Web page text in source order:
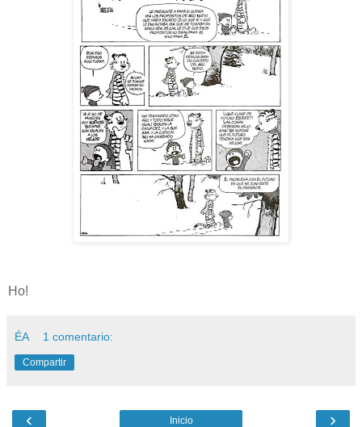
Ho!
ÉA 1 comentario:
Compartir
‹ ›
Inicio